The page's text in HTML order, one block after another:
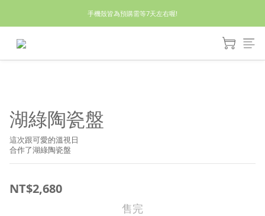
休假回來了!8/5恢復出貨₍˄•༝•˄₎◞✩
手機殼皆為預購需等7天左右喔!
亮綠澎澎夾棉立體相機包 預購中! 製作有點延遲預計八月中出貨
湖綠陶瓷盤
這次跟可愛的溫視日
合作了湖綠陶瓷盤
NT$2,680
售完